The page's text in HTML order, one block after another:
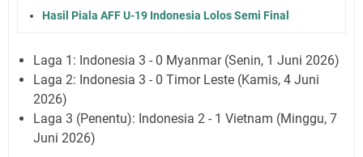
Hasil Piala AFF U-19 Indonesia Lolos Semi Final
Laga 1: Indonesia 3 - 0 Myanmar (Senin, 1 Juni 2026)
Laga 2: Indonesia 3 - 0 Timor Leste (Kamis, 4 Juni
2026)
Laga 3 (Penentu): Indonesia 2 - 1 Vietnam (Minggu, 7
Juni 2026)